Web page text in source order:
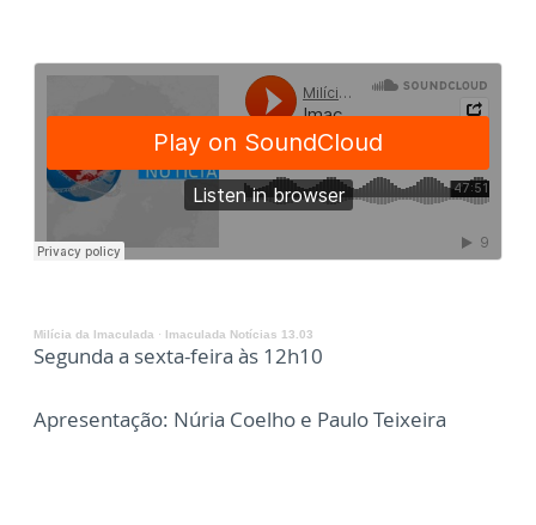
Milícia da Imaculada · Imaculada Notícias 13.03
Segunda a sexta-feira às 12h10
Apresentação: Núria Coelho e Paulo Teixeira